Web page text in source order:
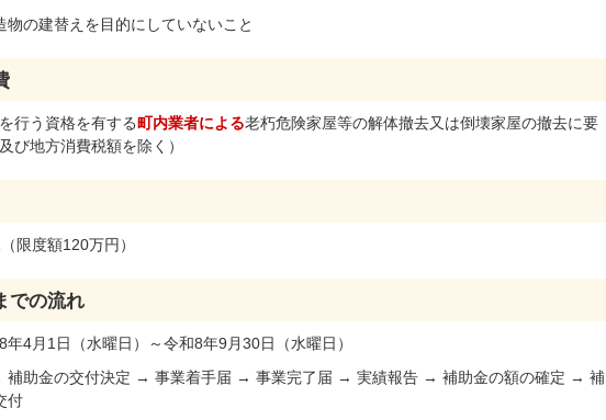
物の建替えを目的にしていないこと
行う資格を有する町内業者による老朽危険家屋等の解体撤去又は倒壊家屋の撤去に要
び地方消費税額を除く）
限度額120万円）
での流れ
4月1日（水曜日）～令和8年9月30日（水曜日）
補助金の交付決定 → 事業着手届 → 事業完了届 → 実績報告 → 補助金の額の確定 → 補
付